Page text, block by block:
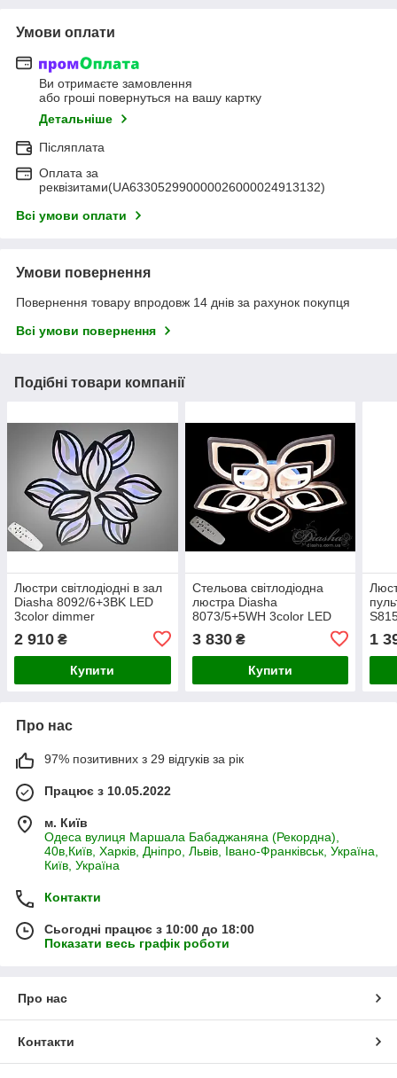
Умови оплати
Ви отримаєте замовлення
або гроші повернуться на вашу картку
Детальніше
Післяплата
Оплата за
реквізитами(UA633052990000026000024913132)
Всі умови оплати
Умови повернення
Повернення товару впродовж 14 днів за рахунок покупця
Всі умови повернення
Подібні товари компанії
Люстри світлодіодні в зал
Diasha 8092/6+3BK LED
3color dimmer
2 910 ₴
Купити
Стельова світлодіодна
люстра Diasha
8073/5+5WH 3color LED
3 830₴
Купити
1
Про нас
97% позитивних з 29 відгуків за рік
Працює з 10.05.2022
м. Київ
Одеса вулиця Маршала Бабаджаняна (Рекордна),
40в,Київ, Харків, Дніпро, Львів, Івано-Франківськ, Україна,
Київ, Україна
Контакти
Сьогодні працює з 10:00 до 18:00
Показати весь графік роботи
Про нас
Контакти